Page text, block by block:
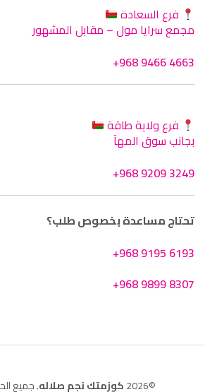
فرع السعادة
مجمع سرايا مول – مقابل المشهور
+968 9466 4663
فرع ولاية طاقة
بجانب سوق المهآ
+968 9209 3249
تحتاج مساعدة بخصوص طلب؟
+968 9195 6193
+968 9899 8307
©2026 كوزمتك نجم صلاله. جميع